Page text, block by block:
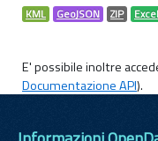
KML GeoJSON ZIP
E' possibile inoltre
Documentazione API).